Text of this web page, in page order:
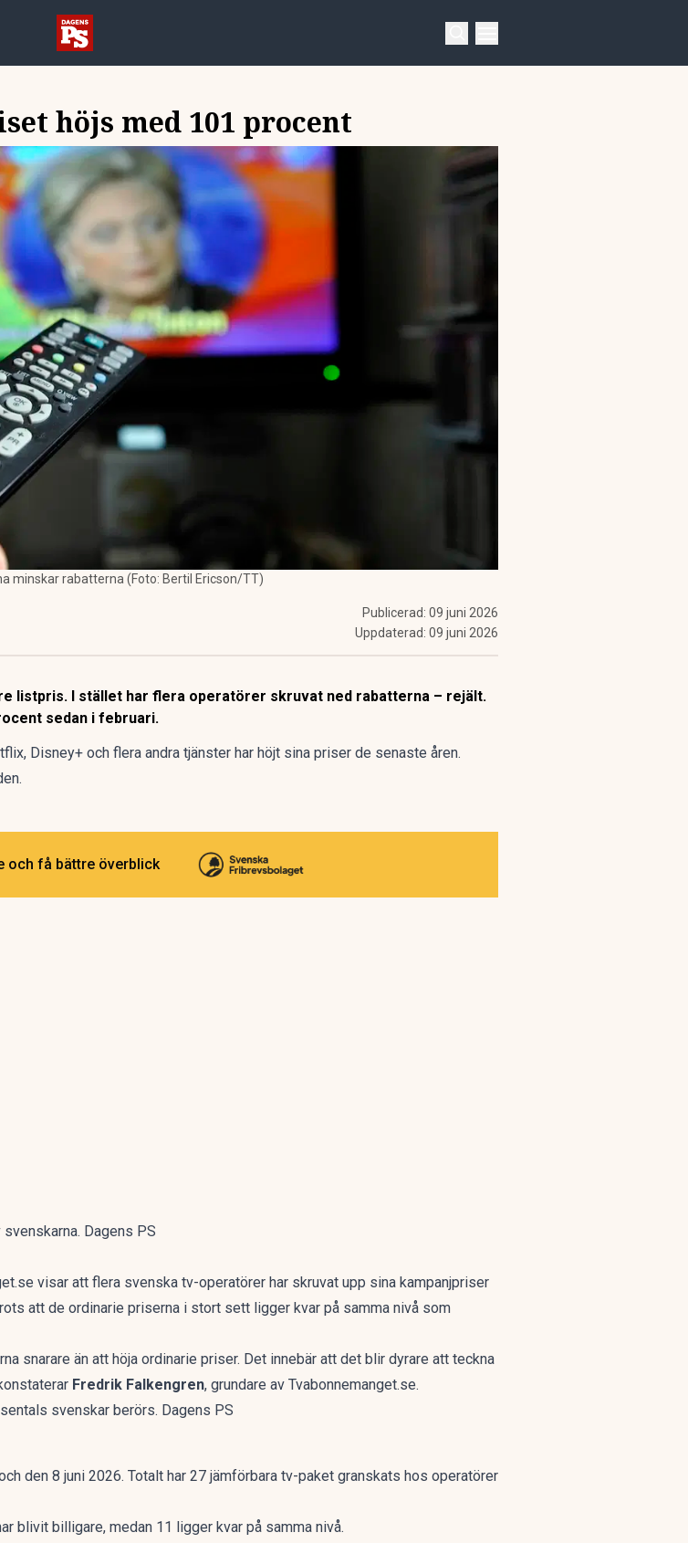
höjs med 101 procent
minskar rabatterna (Foto: Bertil Ericson/TT)
Publicerad: 09 juni 2026
Uppdaterad: 09 juni 2026
listpris. I stället har flera operatörer skruvat ned rabatterna – rejält.
sedan i februari.
Disney+ och flera andra tjänster har höjt sina priser de senaste åren.
.
och få bättre överblick
Dagens PS
visar att flera svenska tv-operatörer har skruvat upp sina kampanjpriser
att de ordinarie priserna i stort sett ligger kvar på samma nivå som
snarare än att höja ordinarie priser. Det innebär att det blir dyrare att teckna
Fredrik Falkengren, grundare av Tvabonnemanget.se.
svenskar berörs. Dagens PS
den 8 juni 2026. Totalt har 27 jämförbara tv-paket granskats hos operatörer
blivit billigare, medan 11 ligger kvar på samma nivå.